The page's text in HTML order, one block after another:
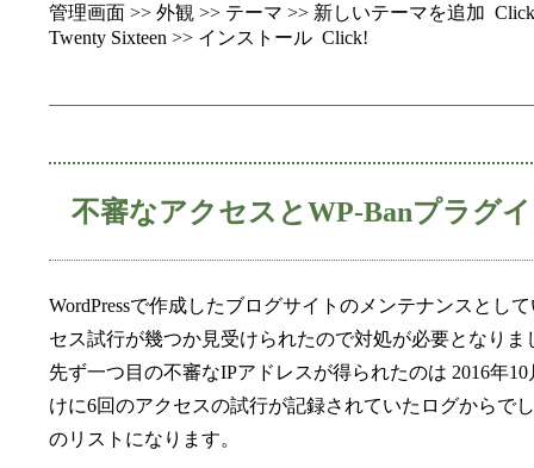
管理画面 >> 外観 >> テーマ >> 新しいテーマを追加
Twenty Sixteen >> インストール Click!
不審なアクセスとWP-Banプラグ
WordPressで作成したブログサイトのメンテナンスとし
セス試行が幾つか見受けられたので対処が必要となりま
先ず一つ目の不審なIPアドレスが得られたのは 2016年
けに6回のアクセスの試行が記録されていたログからで
のリストになります。